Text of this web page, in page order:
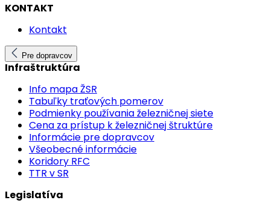
KONTAKT
Kontakt
Pre dopravcov
Infraštruktúra
Info mapa ŽSR
Tabuľky traťových pomerov
Podmienky používania železničnej siete
Cena za prístup k železničnej štruktúre
Informácie pre dopravcov
Všeobecné informácie
Koridory RFC
TTR v SR
Legislatíva